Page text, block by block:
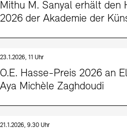
Mithu M. Sanyal erhält den
2026 der Akademie der
23.1.2026, 11 Uhr
O.E. Hasse-Preis 2026 an
Aya Michèle Zaghdoudi
21.1.2026, 9.30 Uhr